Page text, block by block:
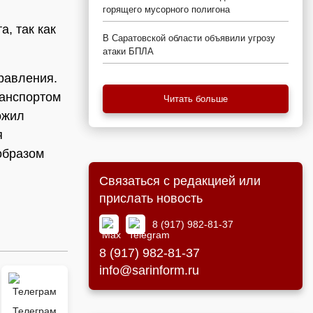
так как
горящего мусорного полигона
В Саратовской области объявили угрозу
атаки БПЛА
Читать больше
Связаться с редакцией или
прислать новость
8 (917) 982-81-37
8 (917) 982-81-37
info@sarinform.ru